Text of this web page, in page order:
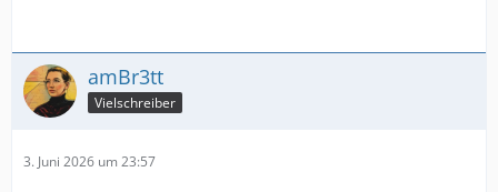
amBr3tt
Vielschreiber
3. Juni 2026 um 23:57